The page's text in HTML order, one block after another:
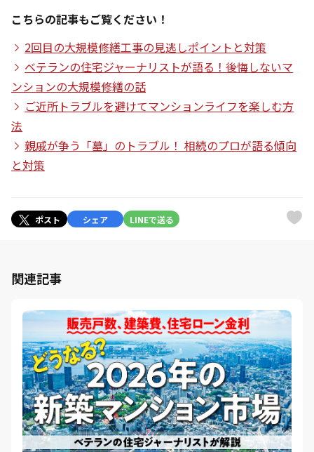
こちらの記事もご覧ください！
2回目の大規模修繕工事の見逃しポイントと対策
ベテランの住宅ジャーナリストが語る！後悔しないマ
ンションの大規模修繕の話
ご近所トラブルを避けてマンションライフを楽しむ方
法
親戚が争う「墓」のトラブル！ 相続のプロが語る傾向
と対策
ポスト シェア LINEで送る
関連記事